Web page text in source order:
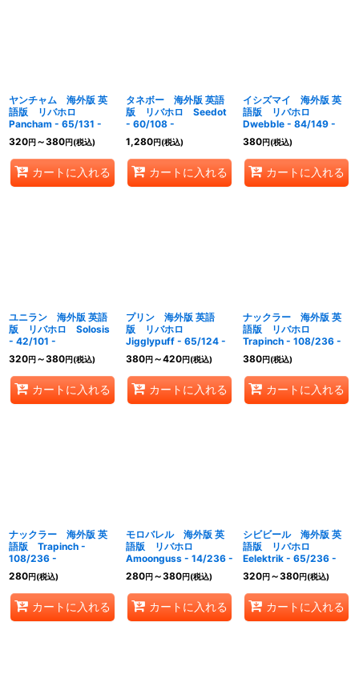
ヤンチャム 海外版 英
語版 リバホロ
Pancham - 65/131 -
320円～380円(税込)
カートに入れる
タネボー 海外版 英語
版 リバホロ Seedot
- 60/108 -
1,280円(税込)
カートに入れる
イシズマイ 海外版 英
語版 リバホロ
Dwebble - 84/149 -
380円(税込)
カートに入れる
ユニラン 海外版 英語
版 リバホロ Solosis
- 42/101 -
320円～380円(税込)
カートに入れる
プリン 海外版 英語
版 リバホロ
Jigglypuff - 65/124 -
380円～420円(税込)
カートに入れる
ナックラー 海外版 英
語版 リバホロ
Trapinch - 108/236 -
380円(税込)
カートに入れる
ナックラー 海外版 英
語版 Trapinch -
108/236 -
280円(税込)
カートに入れる
モロバレル 海外版 英
語版 リバホロ
Amoonguss - 14/236 -
280円～380円(税込)
カートに入れる
シビビール 海外版 英
語版 リバホロ
Eelektrik - 65/236 -
320円～380円(税込)
カートに入れる